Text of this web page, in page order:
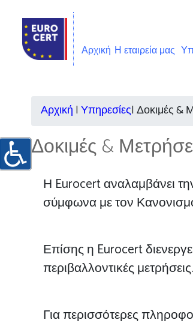
Αρχική Η εταιρεία μας
Αρχική | Υπηρεσίες| Δοκιμές &
Δοκιμές &
Η Eurocert αναλαμβάνει
σύμφωνα με τον
Επίσης η Eurocert
περιβαλλοντικές μετρήσεις.
Για περισσότερες